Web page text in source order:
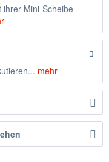
ihrer Mini-Scheibe
mehr